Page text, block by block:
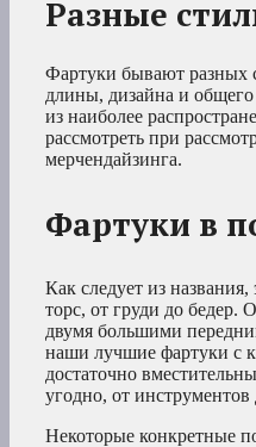
Разные
Фартуки бывают разных
длины, дизайна и
из наиболее
рассмотреть при
мерчендайзинга.
Фартуки в
Как следует из
торс, от груди до бедер.
двумя большими
наши лучшие фартуки с
достаточно
угодно, от
Некоторые конкретные